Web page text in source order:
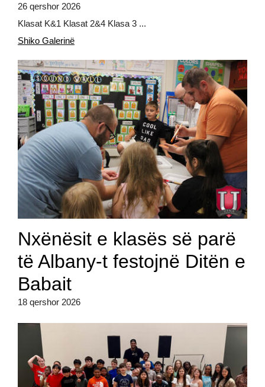
26 qershor 2026
Klasat K&1 Klasat 2&4 Klasa 3 ...
Shiko Galerinë
Nxënësit e klasës së parë
të Albany-t festojnë Ditën e
Babait
18 qershor 2026